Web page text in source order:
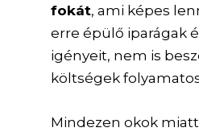
fokát, ami képes
erre épülő iparágak
igényeit, nem is
költségek
Mindezen okok miatt